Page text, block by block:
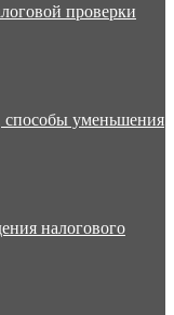
проверки
уменьшения
налогового